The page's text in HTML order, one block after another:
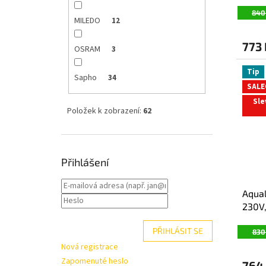
MILEDO 12
OSRAM 3
Sapho 34
Položek k zobrazení: 62
Přihlášení
PŘIHLÁSIT SE
Nová registrace
Zapomenuté heslo
840
773
Tip
830